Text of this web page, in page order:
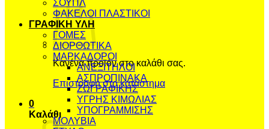
Κανένα προϊόν στο καλάθι σας.
Επιστροφή στο κατάστημα
0
Καλάθι
ΣΟΥΠΛ
ΦΑΚΕΛΟΙ ΠΛΑΣΤΙΚΟΙ
ΓΡΑΦΙΚΗ ΥΛΗ
ΓΟΜΕΣ
ΔΙΟΡΘΩΤΙΚΑ
ΜΑΡΚΑΔΟΡΟΙ
ΑΝΕΞΙΤΗΛΟΙ
ΑΣΠΡΟΠΙΝΑΚΑ
ΖΩΓΡΑΦΙΚΗΣ
ΥΓΡΗΣ ΚΙΜΩΛΙΑΣ
ΥΠΟΓΡΑΜΜΙΣΗΣ
ΜΟΛΥΒΙΑ